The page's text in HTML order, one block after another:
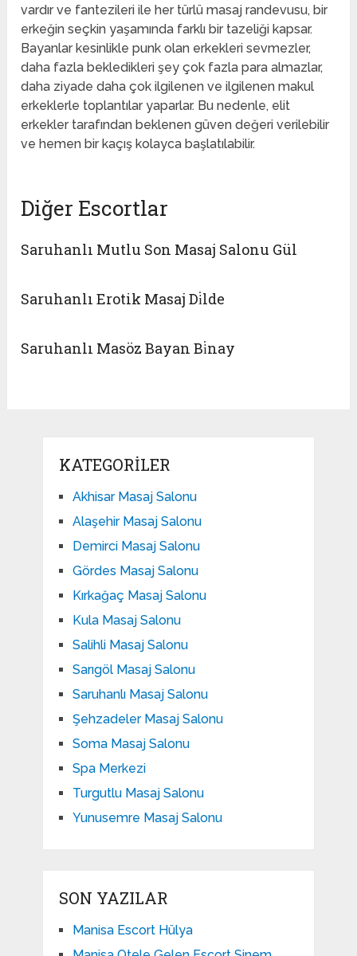
vardır ve fantezileri ile her türlü masaj randevusu, bir
erkeğin seçkin yaşamında farklı bir tazeliği kapsar.
Bayanlar kesinlikle punk olan erkekleri sevmezler,
daha fazla bekledikleri şey çok fazla para almazlar,
daha ziyade daha çok ilgilenen ve ilgilenen makul
erkeklerle toplantılar yaparlar. Bu nedenle, elit
erkekler tarafından beklenen güven değeri verilebilir
ve hemen bir kaçış kolayca başlatılabilir.
Diğer Escortlar
Saruhanlı Mutlu Son Masaj Salonu Gül
Saruhanlı Erotik Masaj Di̇lde
Saruhanlı Masöz Bayan Bi̇nay
KATEGORILER
Akhisar Masaj Salonu
Alaşehir Masaj Salonu
Demirci Masaj Salonu
Gördes Masaj Salonu
Kırkağaç Masaj Salonu
Kula Masaj Salonu
Salihli Masaj Salonu
Sarıgöl Masaj Salonu
Saruhanlı Masaj Salonu
Şehzadeler Masaj Salonu
Soma Masaj Salonu
Spa Merkezi
Turgutlu Masaj Salonu
Yunusemre Masaj Salonu
SON YAZILAR
Manisa Escort Hülya